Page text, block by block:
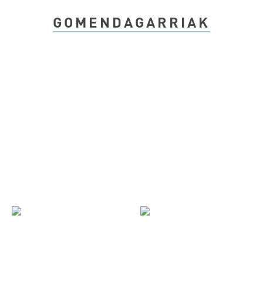
GOMENDAGARRIAK